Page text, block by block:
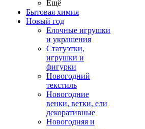
Ещё
Бытовая химия
Новый год
Елочные игрушки
и украшения
Статуэтки,
игрушки и
фигурки
Новогодний
текстиль
Новогодние
венки, ветки, ели
декоративные
Новогодняя и